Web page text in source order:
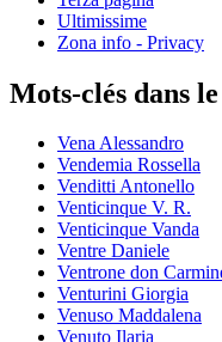
Ultimissime
Zona info - Privacy
Mots-clés dans
Vena Alessandro
Vendemia Rossella
Venditti Antonello
Venticinque V. R.
Venticinque Vanda
Ventre Daniele
Ventrone don
Venturini Giorgia
Venuso Maddalena
Venuto Ilaria